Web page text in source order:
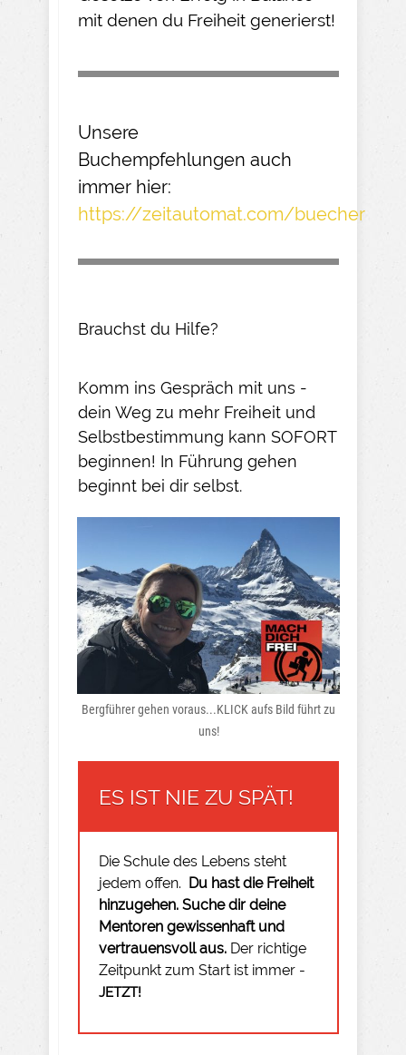
mit denen du Freiheit generierst!
Unsere
Buchempfehlungen auch
immer hier:
https://zeitautomat.com/buecher
Brauchst du Hilfe?
Komm ins Gespräch mit uns -
dein Weg zu mehr Freiheit und
Selbstbestimmung kann SOFORT
beginnen! In Führung gehen
beginnt bei dir selbst.
Bergführer gehen voraus...KLICK aufs Bild führt zu
uns!
ES IST NIE ZU SPÄT!
Die Schule des Lebens steht
jedem offen. Du hast die Freiheit
hinzugehen. Suche dir deine
Mentoren gewissenhaft und
vertrauensvoll aus. Der richtige
Zeitpunkt zum Start ist immer -
JETZT!